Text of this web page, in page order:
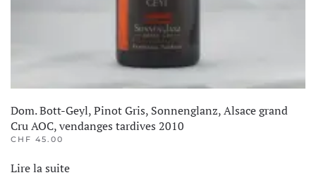
Dom. Bott-Geyl, Pinot Gris, Sonnenglanz, Alsace grand
Cru AOC, vendanges tardives 2010
CHF 45.00
Lire la suite